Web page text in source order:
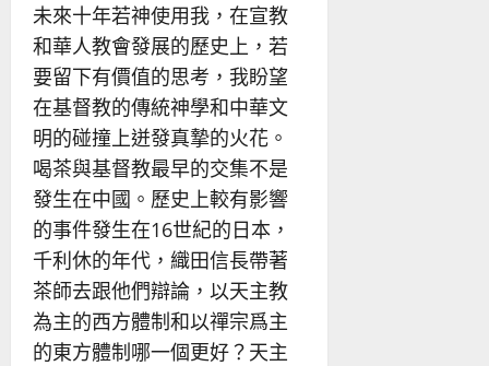
未來十年若神使用我，在宣教
和華人教會發展的歷史上，若
要留下有價值的思考，我盼望
在基督教的傳統神學和中華文
明的碰撞上迸發真摯的火花。
喝茶與基督教最早的交集不是
發生在中國。歷史上較有影響
的事件發生在16世紀的日本，
千利休的年代，織田信長帶著
茶師去跟他們辯論，以天主教
為主的西方體制和以禪宗爲主
的東方體制哪一個更好？天主